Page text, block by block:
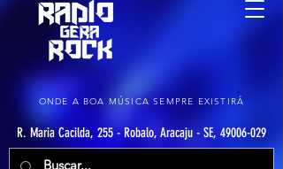
ONDE A BOA MÚSICA SEMPRE EXISTIRÁ
R. Maria Cacilda, 255 - Robalo, Aracaju - SE, 49006-029